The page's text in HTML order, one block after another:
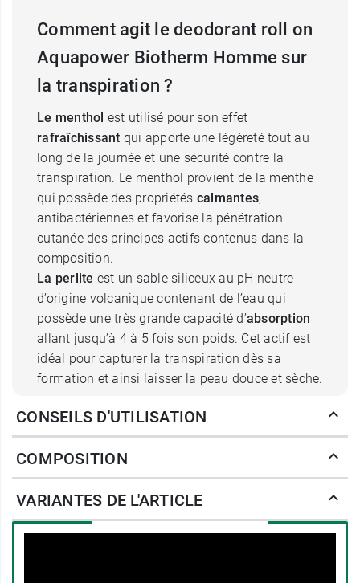
Comment agit le deodorant roll on
Aquapower Biotherm Homme sur
la transpiration ?
Le menthol est utilisé pour son effet
rafraîchissant qui apporte une légèreté tout au
long de la journée et une sécurité contre la
transpiration. Le menthol provient de la menthe
qui possède des propriétés calmantes,
antibactériennes et favorise la pénétration
cutanée des principes actifs contenus dans la
composition.
La perlite est un sable siliceux au pH neutre
d’origine volcanique contenant de l’eau qui
possède une très grande capacité d’absorption
allant jusqu’à 4 à 5 fois son poids. Cet actif est
idéal pour capturer la transpiration dès sa
formation et ainsi laisser la peau douce et sèche.
Le Roll on Aquapower Biotherm
et anti bactérienne
Le plancton de vieest un actif ultra puissant qui
contient 35 nutriments. Sa force
régénérante
CONSEILS D'UTILISATION
COMPOSITION
VARIANTES DE L'ARTICLE